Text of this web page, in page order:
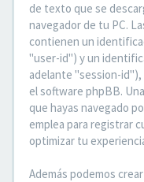
de texto que se
navegador de tu PC.
contienen un
"user-id") y un
adelante "session-
el software phpBB.
que hayas navegado
emplea para registrar
optimizar tu
Además podemos